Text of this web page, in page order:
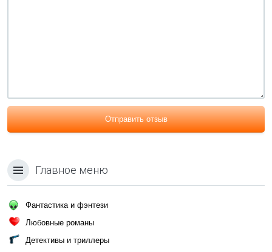
Отправить отзыв
Главное меню
Фантастика и фэнтези
Любовные романы
Детективы и триллеры